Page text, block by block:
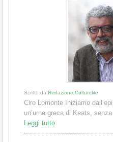
Scritto da Redazione Culturelite
Ciro Lomonte Iniziamo
un’urna greca di Keats,
Leggi tutto